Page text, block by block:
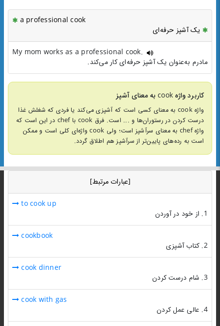
a professional cook
یک آشپز حرفه‌ای
My mom works as a professional cook.
مادرم به‌عنوان یک آشپز حرفه‌ای کار می‌کند.
کاربرد واژه cook به معنای آشپز
واژه cook به معنای کسی است که آشپزی می‌کند یا فردی که شغلش غذا
درست کردن در رستوران‌ها و ... است. فرق cook با chef در این است که
واژه chef به معنای سرآشپز است؛ ولی cook واژه‌ای کلی است و ممکن
است به رده‌های پایین‌تر از سرآشپز هم اطلاق گردد.
[عبارات مرتبط]
to cook up
1. از خود در آوردن
cookbook
2. کتاب آشپزی
cook dinner
3. شام درست کردن
cook with gas
4. عالی عمل کردن